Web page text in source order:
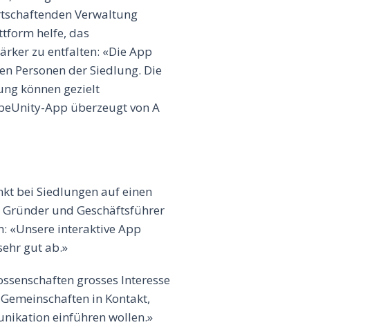
Verwaltung
helfe, das
zu entfalten: «Die App
Personen der Siedlung. Die
können gezielt
App überzeugt von A
bei Siedlungen auf einen
Gründer und Geschäftsführer
«Unsere interaktive App
gut ab.»
grosses Interesse
in Kontakt,
einführen wollen.»